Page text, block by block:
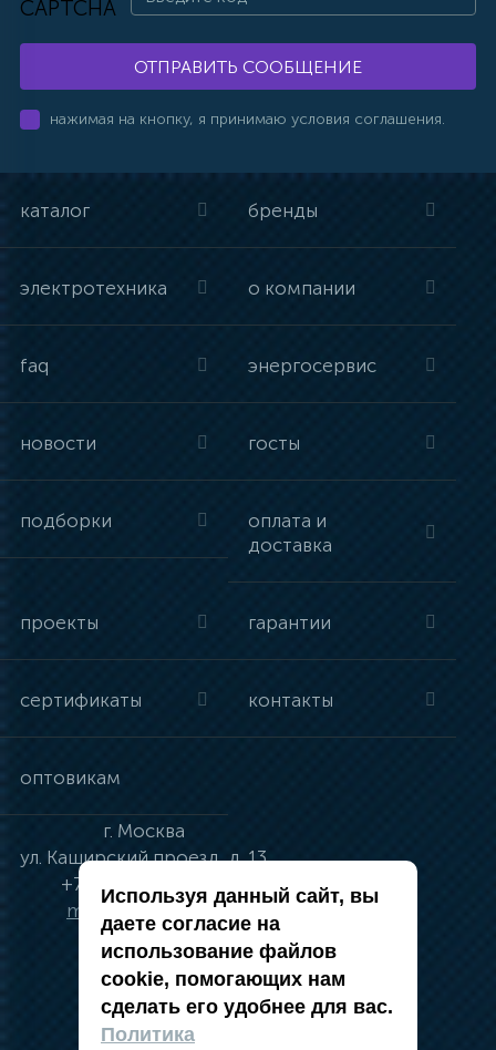
ОТПРАВИТЬ СООБЩЕНИЕ
нажимая на кнопку, я принимаю условия соглашения.
каталог бренды
электротехника о компании
faq энергосервис
новости госты
подборки
оплата и
доставка
проекты гарантии
сертификаты контакты
оптовикам
г. Москва
ул. Каширский проезд, д. 13
+7 (495) 134-41-83
moskva@vincci.ru
политика в отношении обработки
персональных данных
Используя данный сайт, вы
даете согласие на
использование файлов
cookie, помогающих нам
сделать его удобнее для вас.
Политика